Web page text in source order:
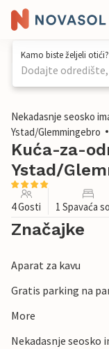
Kamo biste željeli otići?
Dodajte
1 / 25
Nekadasnje seosko
Ystad/Glemmingebro
Kuća-za-
Ystad/
4 Gosti 1 Spavaća
Značajke
Aparat za kavu
Gratis parking na
More
Nekadasnje seosko